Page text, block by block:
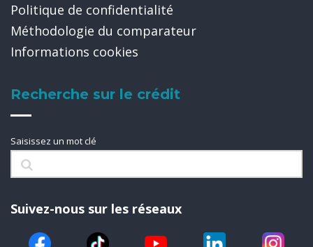
Politique de confidentialité
Méthodologie du comparateur
Informations cookies
Recherche sur le crédit
Saisissez un mot clé
Suivez-nous sur les réseaux